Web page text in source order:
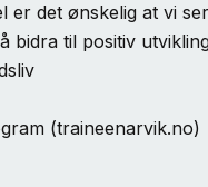
det ønskelig at vi
bidra til positiv
(traineenarvik.no)